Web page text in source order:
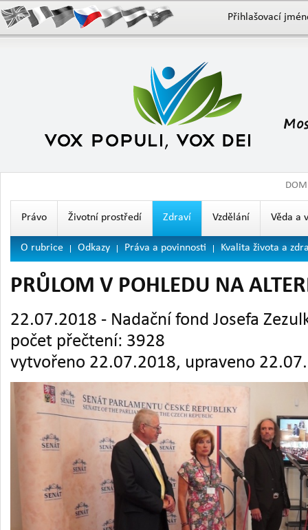
Právo Životní prostředí Zdraví Vzdělání Věda a
O rubrice Odkazy Práva a povinnosti Kvalita života a
PRŮLOM V POHLEDU NA
22.07.2018 - Nadační fond Josefa
počet přečtení: 3928
vytvořeno 22.07.2018, upraveno
Přihlašovací